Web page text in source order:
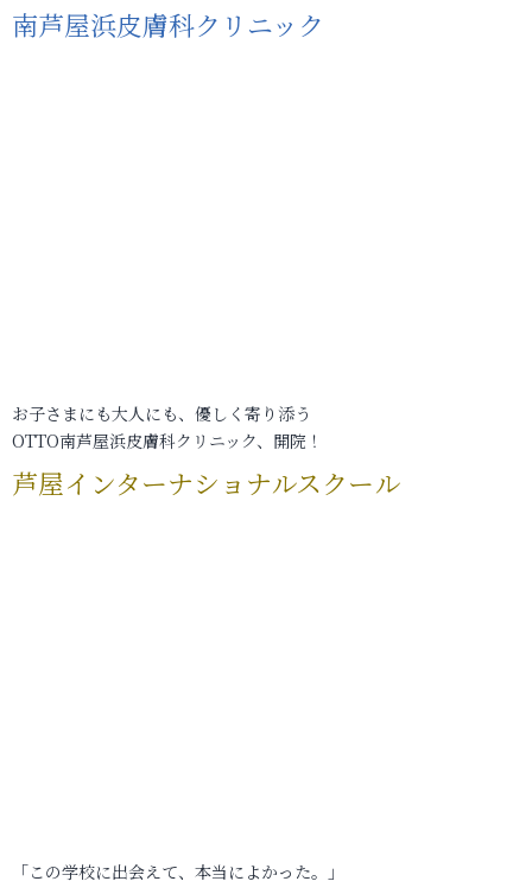
南芦屋浜皮膚科クリニック
お子さまにも大人にも、優しく寄り添う
OTTO南芦屋浜皮膚科クリニック、開院！
芦屋インターナショナルスクール
「この学校に出会えて、本当によかった。」